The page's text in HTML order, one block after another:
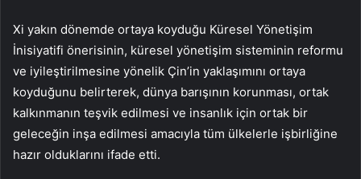
Xi yakın dönemde ortaya koyduğu Küresel Yönetişim
İnisiyatifi önerisinin, küresel yönetişim sisteminin reformu
ve iyileştirilmesine yönelik Çin’in yaklaşımını ortaya
koyduğunu belirterek, dünya barışının korunması, ortak
kalkınmanın teşvik edilmesi ve insanlık için ortak bir
geleceğin inşa edilmesi amacıyla tüm ülkelerle işbirliğine
hazır olduklarını ifade etti.